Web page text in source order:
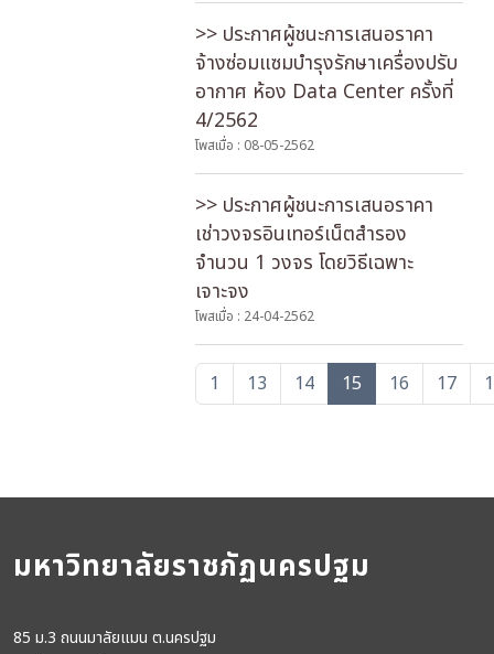
>> ประกาศผู้ชนะการเสนอราคา
จ้างซ่อมแซมบำรุงรักษาเครื่องปรับ
อากาศ ห้อง Data Center ครั้งที่
4/2562
โพสเมื่อ : 08-05-2562
>> ประกาศผู้ชนะการเสนอราคา
เช่าวงจรอินเทอร์เน็ตสำรอง
จำนวน 1 วงจร โดยวิธีเฉพาะ
เจาะจง
โพสเมื่อ : 24-04-2562
1 13 14 15 16 17
มหาวิทยาลัยราชภัฏนครปฐม
85 ม.3 ถนนมาลัยแมน ต.นครปฐม